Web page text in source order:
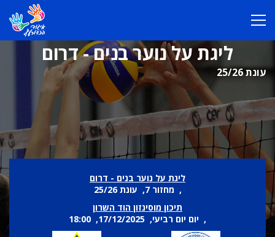
ליגת על נוער בנים - דרום
עונת 25/26
ליגת על נוער בנים - דרום
, מחזור 7, עונת 25/26
תיכון מוסינזון הוד השרון
, יום יום רביעי, 17/12/2025, 18:00